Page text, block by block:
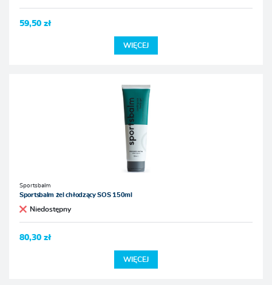
59,50 zł
WIĘCEJ
Sportsbalm
Sportsbalm żel chłodzący SOS 150ml
Niedostępny
80,30 zł
WIĘCEJ